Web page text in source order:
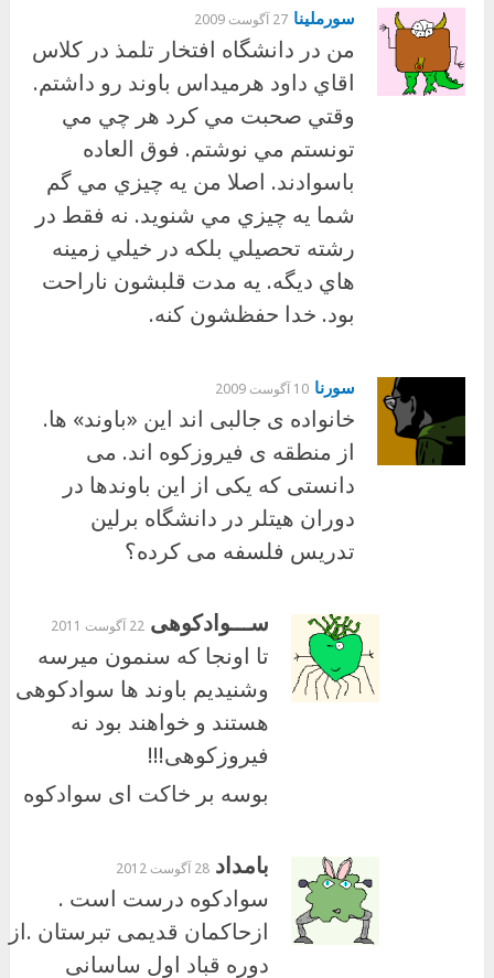
سورملينا 27 آگوست 2009
من در دانشگاه افتخار تلمذ در كلاس
اقاي داود هرميداس باوند رو داشتم.
وقتي صحبت مي كرد هر چي مي
تونستم مي نوشتم. فوق العاده
باسوادند. اصلا من يه چيزي مي گم
شما يه چيزي مي شنويد. نه فقط در
رشته تحصيلي بلكه در خيلي زمينه
هاي ديگه. يه مدت قلبشون ناراحت
بود. خدا حفظشون كنه.
سورنا 10 آگوست 2009
خانواده ی جالبی اند این «باوند» ها.
از منطقه ی فیروزکوه اند. می
دانستی که یکی از این باوندها در
دوران هیتلر در دانشگاه برلین
تدریس فلسفه می کرده؟
ســـوادکوهی 22 آگوست 2011
تا اونجا که سنمون میرسه
وشنیدیم باوند ها سوادکوهی
هستند و خواهند بود نه
فیروزکوهی!!!
بوسه بر خاکت ای سوادکوه
بامداد 28 آگوست 2012
سوادکوه درست است .
ازحاکمان قدیمی تبرستان .از
دوره قباد اول ساسانی